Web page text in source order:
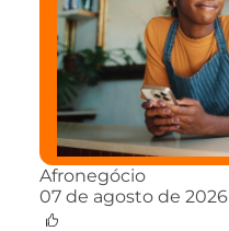
Afronegócio
07 de agosto de 2026